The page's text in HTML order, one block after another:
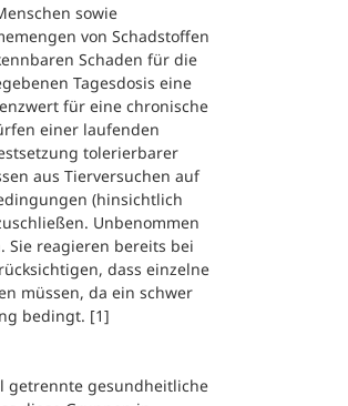
sowie
von Schadstoffen
Schaden für die
Tagesdosis eine
für eine chronische
einer laufenden
tolerierbarer
aus Tierversuchen auf
(hinsichtlich
Unbenommen
Sie reagieren bereits bei
dass einzelne
müssen, da ein schwer
bedingt. [1]
getrennte gesundheitliche